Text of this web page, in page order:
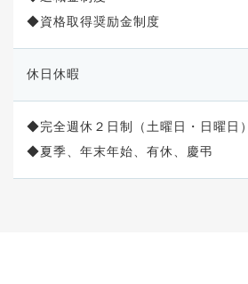
◆資格取得奨励金制度
休日休暇
◆完全週休２日制（土曜日・日曜日
◆夏季、年末年始、有休、慶弔